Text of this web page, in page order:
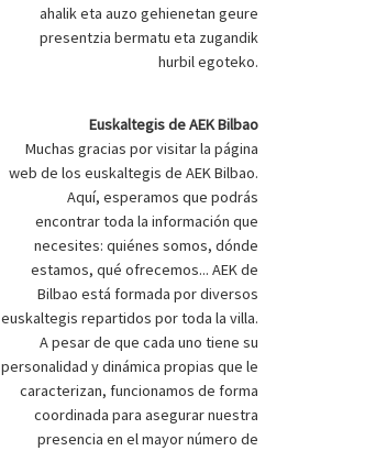
ahalik eta auzo gehienetan geure
presentzia bermatu eta zugandik
hurbil egoteko.
Euskaltegis de AEK Bilbao
Muchas gracias por visitar la página
web de los euskaltegis de AEK Bilbao.
Aquí, esperamos que podrás
encontrar toda la información que
necesites: quiénes somos, dónde
estamos, qué ofrecemos... AEK de
Bilbao está formada por diversos
euskaltegis repartidos por toda la villa.
A pesar de que cada uno tiene su
personalidad y dinámica propias que le
caracterizan, funcionamos de forma
coordinada para asegurar nuestra
presencia en el mayor número de